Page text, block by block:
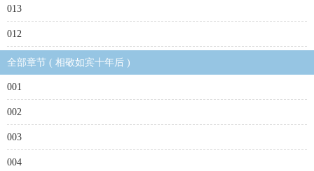
013
012
全部章节 ( 相敬如宾十年后 )
001
002
003
004